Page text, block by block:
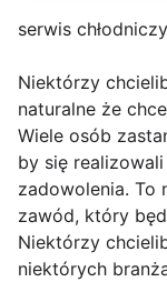
serwis
Niektórzy
naturalne że
Wiele osób
by się
zadowolenia. To
zawód, który
Niektórzy
niektórych